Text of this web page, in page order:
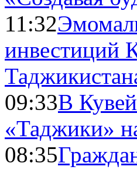
11:32
инвестиций
09:33В
«Таджики»
08:35